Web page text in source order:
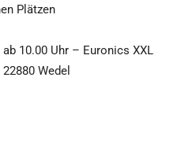
Plätzen
10.00 Uhr – Euronics XXL
Wedel